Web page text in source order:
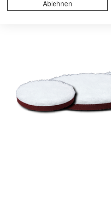
Ablehnen